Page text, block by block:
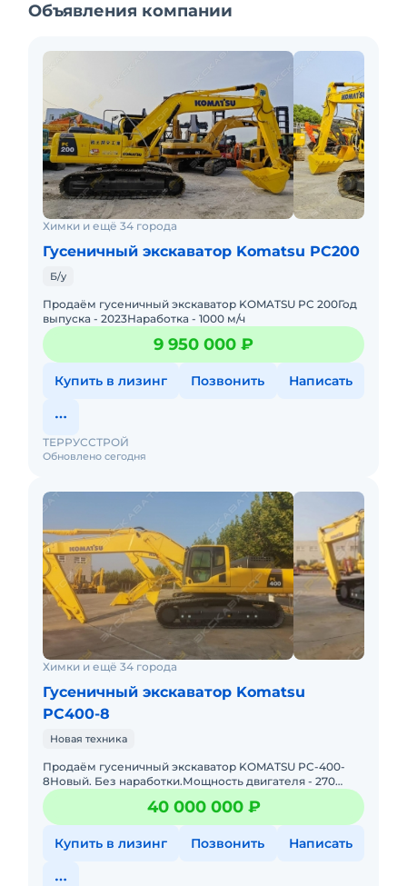
Объявления компании
Химки и ещё 34 города
Гусеничный экскаватор Komatsu PC200
Б/у
Продаём гусеничный экскаватор KOMATSU PC 200Год
выпуска - 2023Наработка - 1000 м/ч
9 950 000 ₽
Купить в лизинг Позвонить Написать
Обновлено сегодня
ТЕРРУССТРОЙ
Химки и ещё 34 города
Гусеничный экскаватор Komatsu
PC400-8
Новая техника
Продаём гусеничный экскаватор KOMATSU PC-400-
8Новый. Без наработки.Мощность двигателя - 270
кВтВес - 41700 кгДлина - 11900 ммСтрела - 7060
ммШирина - 3430 ммВыс40 000 000 ₽
Купить в лизинг Позвонить Написать